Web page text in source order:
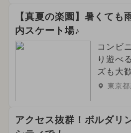
【真夏の楽園】暑くても
内スケート場♪
コンビ
り遊べ
ズも大
東京
アクセス抜群！ボルダリ